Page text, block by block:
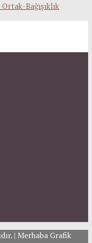
Bağışıklık
| Merhaba Grafik